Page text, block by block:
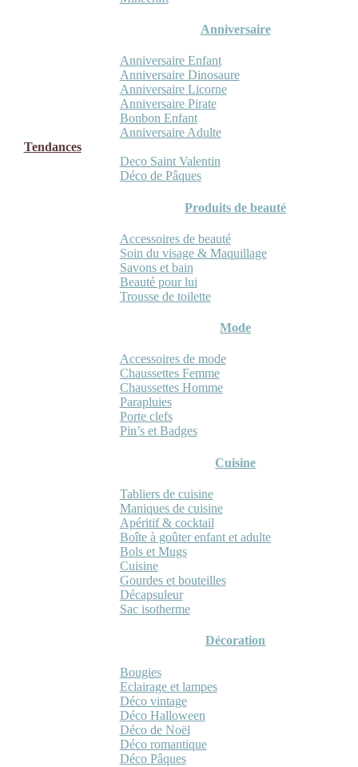
Anniversaire
Anniversaire Enfant
Anniversaire Dinosaure
Anniversaire Licorne
Anniversaire Pirate
Bonbon Enfant
Anniversaire Adulte
Tendances
Deco Saint Valentin
Déco de Pâques
Produits de beauté
Accessoires de beauté
Soin du visage & Maquillage
Savons et bain
Beauté pour lui
Trousse de toilette
Mode
Accessoires de mode
Chaussettes Femme
Chaussettes Homme
Parapluies
Porte clefs
Pin’s et Badges
Cuisine
Tabliers de cuisine
Maniques de cuisine
Apéritif & cocktail
Boîte à goûter enfant et adulte
Bols et Mugs
Cuisine
Gourdes et bouteilles
Décapsuleur
Sac isotherme
Décoration
Bougies
Eclairage et lampes
Déco vintage
Déco Halloween
Déco de Noël
Déco romantique
Déco Pâques